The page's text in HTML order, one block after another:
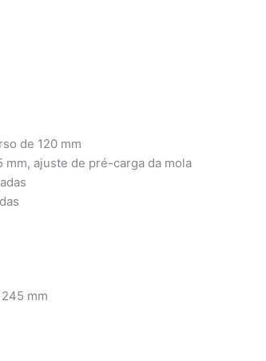
de 120 mm
mm, ajuste de pré-carga da mola
mm